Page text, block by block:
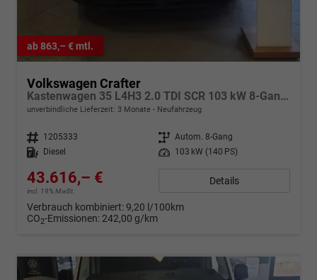
ab 863,– € mtl.
Volkswagen Crafter
Kastenwagen 35 L4H3 2.0 TDI SCR 103 kW 8-Gang Automatik, langer Radstand, Klimaanlage, 5 Jahre Garantie, Hochdach
unverbindliche Lieferzeit: 3 Monate Neufahrzeug
Fahrzeugnr. 1205333 Getriebe Autom. 8-Gang
Kraftstoff
Diesel Leistung 103 kW (140 PS)
43.616,– €
incl. 19% MwSt.
Details
Verbrauch kombiniert:9,20 l/100km
CO2-Emissionen: 242,00 g/km